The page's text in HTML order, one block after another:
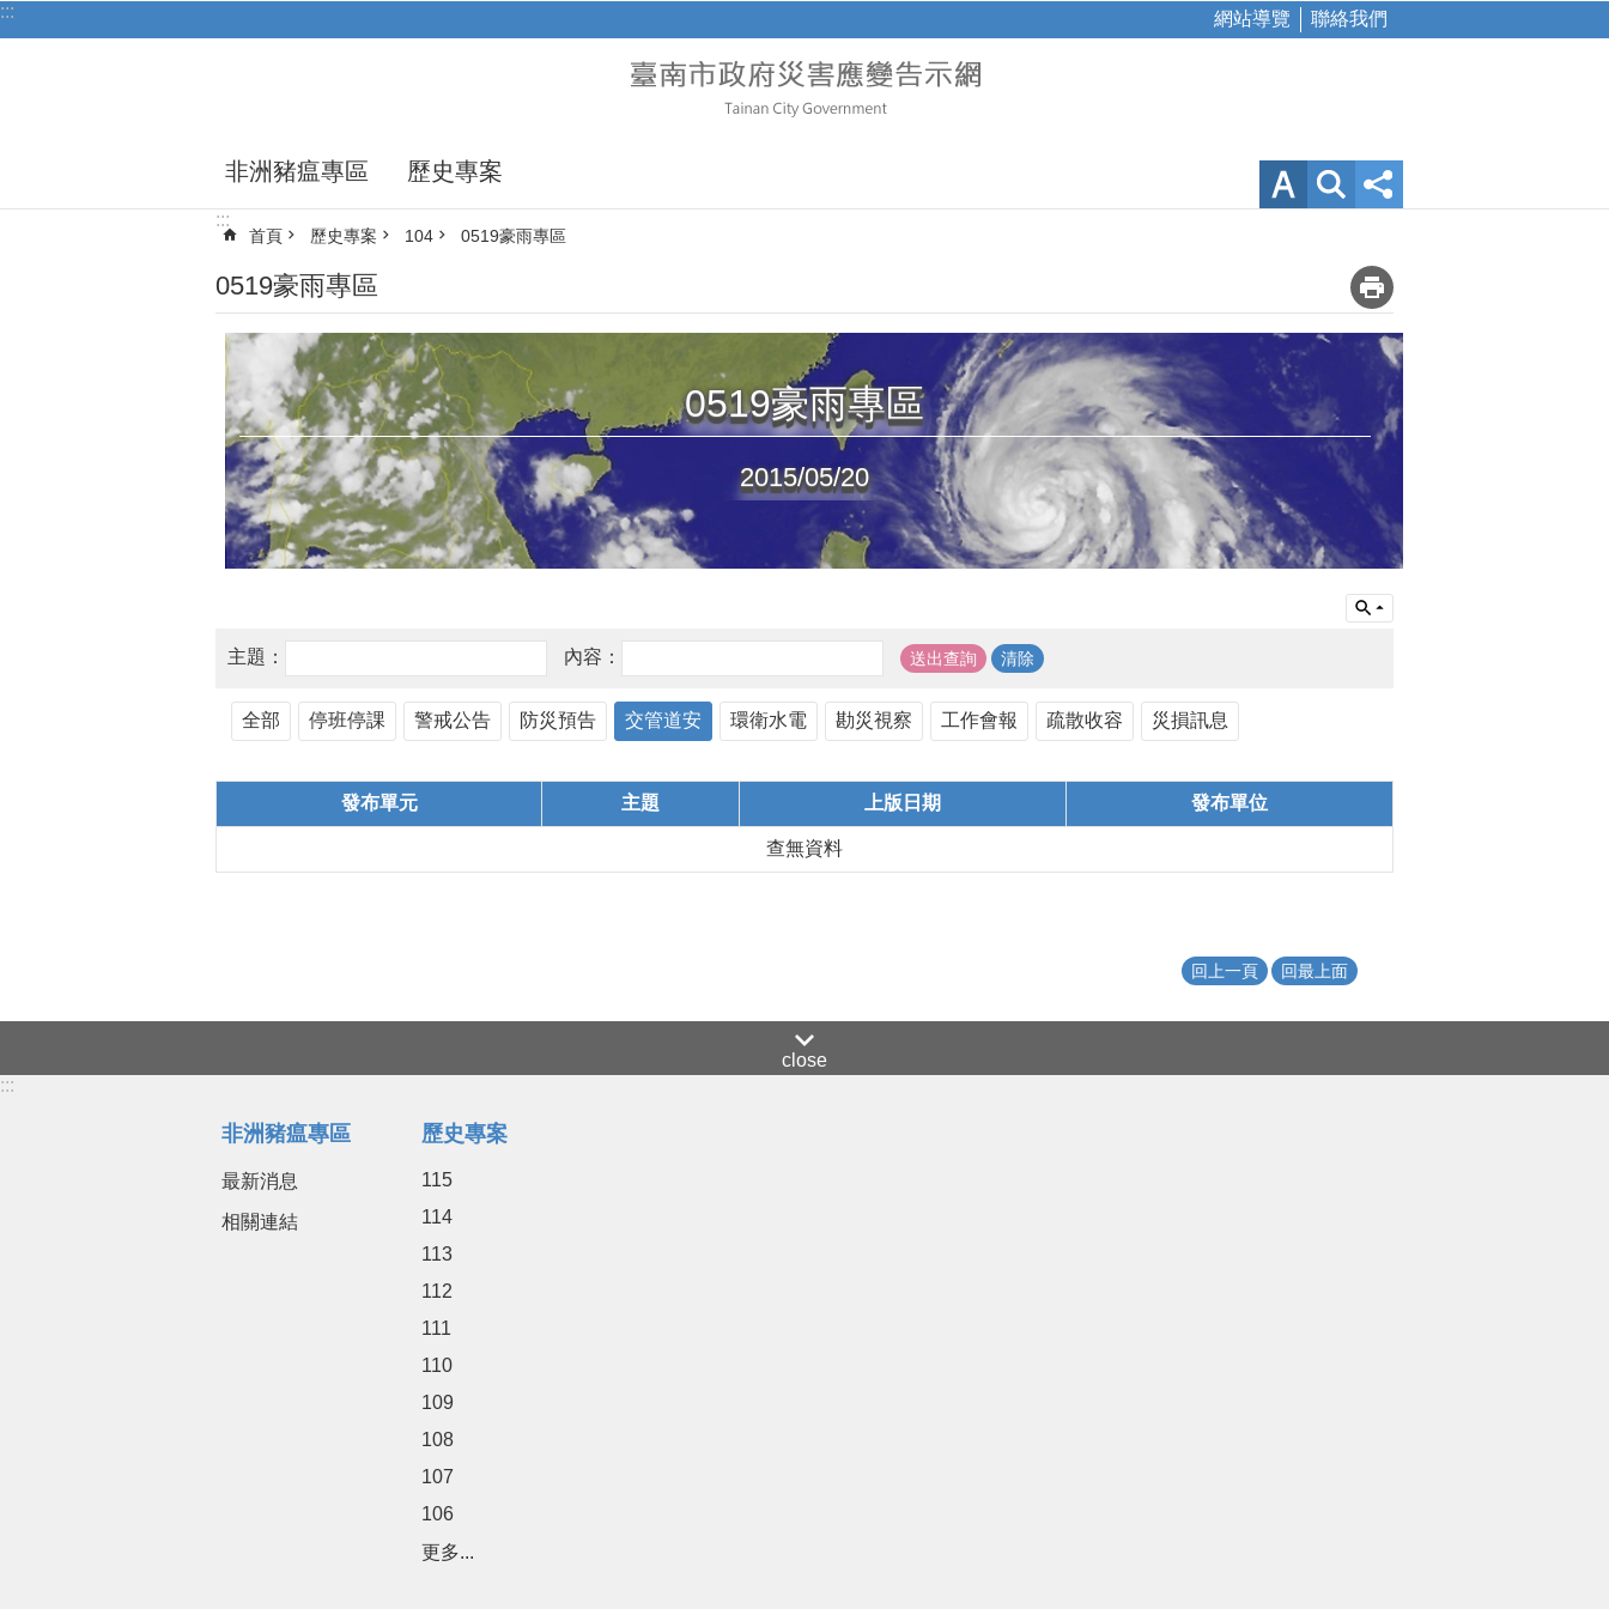
跳到主要內容區塊
::: 網站導覽 聯絡我們
非洲豬瘟專區 歷史專案
:::
首頁 歷史專案 104 0519豪雨專區
0519豪雨專區
0519豪雨專區
2015/05/20
主題： 內容：
全部 停班停課 警戒公告 防災預告 交管道安 環衛水電 勘災視察 工作會報 疏散收容 災損訊息
發布單元 主題 上版日期 發布單位
查無資料
回上一頁 回最上面
close
:::
非洲豬瘟專區
最新消息
相關連結
歷史專案
115
114
113
112
111
110
109
108
107
106
更多...